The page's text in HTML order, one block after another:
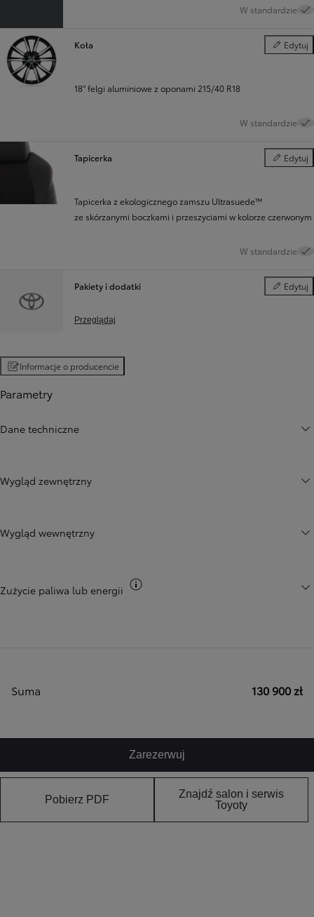
W standardzie
Koła Edytuj
Koła
18" felgi aluminiowe z oponami 215/40 R18
W standardzie
Tapicerka Edytuj
Tapicerka
Tapicerka z ekologicznego zamszu Ultrasuede™
ze skórzanymi boczkami i przeszyciami w kolorze czerwonym
W standardzie
Pakiety i dodatki Edytuj
Pakiety i
Przeglądaj
Informacje o producencie
Parametry
Dane techniczne
Wygląd zewnętrzny
Wygląd wewnętrzny
Zużycie paliwa lub energii
Suma 130 900 zł
Zarezerwuj
Pobierz PDF
Znajdź salon i serwis
Toyoty